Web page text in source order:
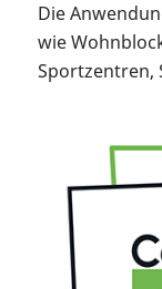
Die
wie
Sportzentren,